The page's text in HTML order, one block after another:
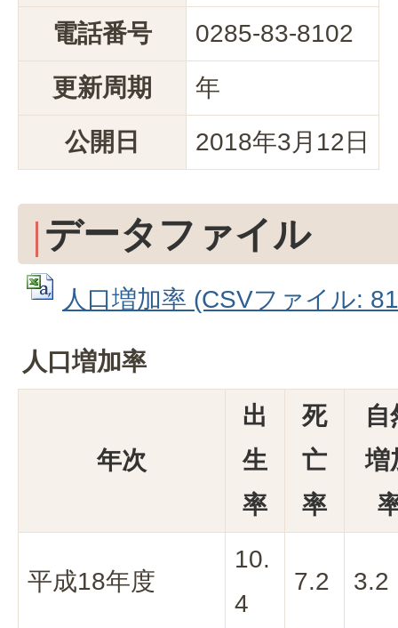
電話番号
0285-83-8102
更新周期
年
公開日
2018年3月12日
データファイル
人口増加率 (CSVファイル:
人口増加率
年次
出
生
率
死
亡
率
自
増
平成18年度
10.
4
7.2 3.2